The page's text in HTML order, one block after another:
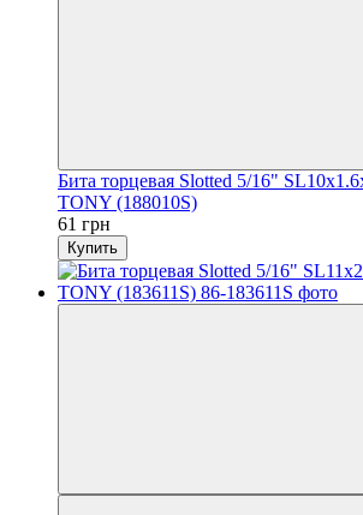
Бита торцевая Slotted 5/16"
TONY (188010S)
61 грн
Купить